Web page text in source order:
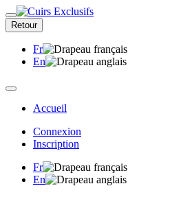
Retour
Fr
En
Accueil
Connexion
Inscription
Fr
En